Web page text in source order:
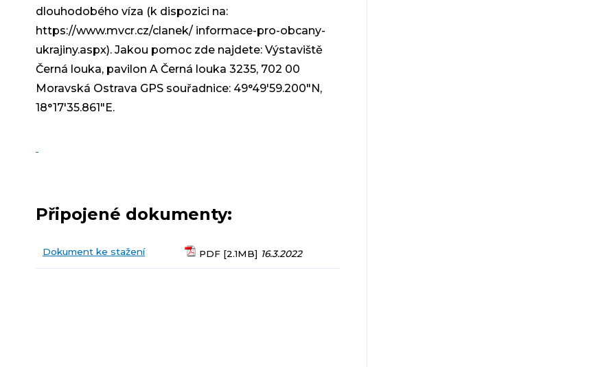
dlouhodobého víza (k dispozici na:
https://www.mvcr.cz/clanek/ informace-pro-obcany-
ukrajiny.aspx). Jakou pomoc zde najdete: Výstaviště
Černá louka, pavilon A Černá louka 3235, 702 00
Moravská Ostrava GPS souřadnice: 49°49'59.200"N,
18°17'35.861"E.
Připojené dokumenty:
Dokument ke stažení PDF [2.1MB] 16.3.2022